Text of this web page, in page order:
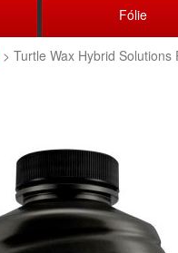
Fólie
> Turtle Wax Hybrid